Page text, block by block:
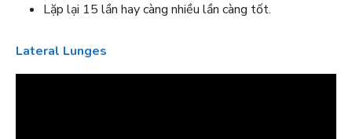
Lặp lại 15 lần hay càng nhiều lần càng tốt.
Lateral Lunges